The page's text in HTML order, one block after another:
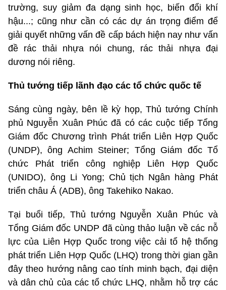
trường, suy giảm đa dạng sinh học, biến đổi khí
hậu...; cũng như cần có các dự án trọng điểm để
giải quyết những vấn đề cấp bách hiện nay như vấn
đề rác thải nhựa nói chung, rác thải nhựa đại
dương nói riêng.
Thủ tướng tiếp lãnh đạo các tổ chức quốc tế
Sáng cùng ngày, bên lề kỳ họp, Thủ tướng Chính
phủ Nguyễn Xuân Phúc đã có các cuộc tiếp Tổng
Giám đốc Chương trình Phát triển Liên Hợp Quốc
(UNDP), ông Achim Steiner; Tổng Giám đốc Tổ
chức Phát triển công nghiệp Liên Hợp Quốc
(UNIDO), ông Li Yong; Chủ tịch Ngân hàng Phát
triển châu Á (ADB), ông Takehiko Nakao.
Tại buổi tiếp, Thủ tướng Nguyễn Xuân Phúc và
Tổng Giám đốc UNDP đã cùng thảo luận về các nỗ
lực của Liên Hợp Quốc trong việc cải tổ hệ thống
phát triển Liên Hợp Quốc (LHQ) trong thời gian gần
đây theo hướng nâng cao tính minh bạch, đại diện
và dân chủ của các tổ chức LHQ, nhằm hỗ trợ các